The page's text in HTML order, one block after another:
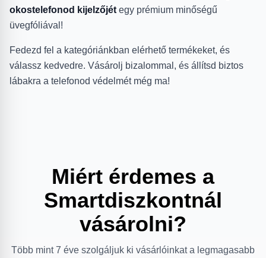
okostelefonod kijelzőjét egy prémium minőségű
üvegfóliával!
Fedezd fel a kategóriánkban elérhető termékeket, és
válassz kedvedre. Vásárolj bizalommal, és állítsd biztos
lábakra a telefonod védelmét még ma!
Miért érdemes a
Smartdiszkontnál
vásárolni?
Több mint 7 éve szolgáljuk ki vásárlóinkat a legmagasabb